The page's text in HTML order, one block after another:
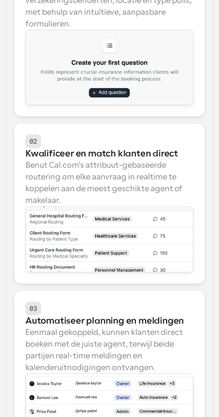
met behulp van intuïtieve, aanpasbare
formulieren.
02
Kwalificeer en match klanten direct
Benut Cal.com’s attribuut-gebaseerde
routering om elke aanvraag in realtime te
koppelen aan de meest geschikte agent of
makelaar.
03
Automatiseer planning en meldingen
Eenmaal gekoppeld, kunnen klanten direct
boeken met de juiste agent, terwijl beide
partijen real-time meldingen en
kalenderuitnodigingen ontvangen.